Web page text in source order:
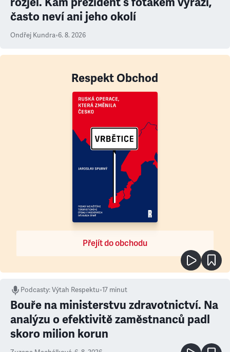
často neví ani jeho okolí
Ondřej Kundra•6. 8. 2026
Respekt Obchod
Přejít do obchodu
Podcasty:Výtah Respektu•17 minut
Bouře na ministerstvu zdravotnictví. Na
analýzu o efektivitě zaměstnanců padl
skoro milion korun